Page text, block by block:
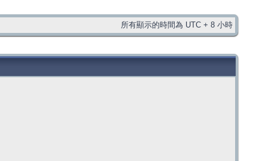
所有顯示的時間為 UTC + 8 小時